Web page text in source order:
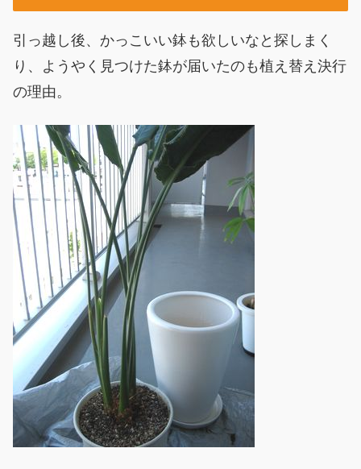
引っ越し後、かっこいい鉢も欲しいなと探しまく
り、ようやく見つけた鉢が届いたのも植え替え決行
の理由。